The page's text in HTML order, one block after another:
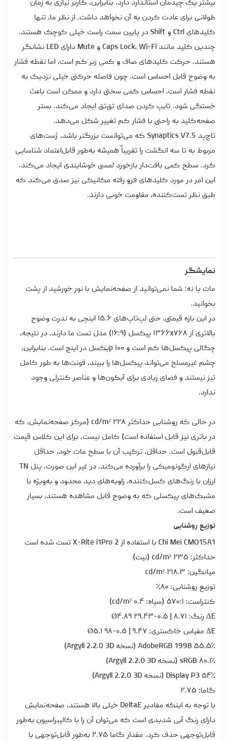
بیشتر یک چیدمان استاندارد دارد. بنابراین، کاربر نیازی به زمان
طولانی برای عادت کردن به آن نخواهد داشت. از نظر ما، تنها
کلیدهای Ctrl و Shift در پایین سمت راست خیلی کوچک هستند.
چندین کلید مانند Caps Lock، Wi-Fi و Mute دارای LED نشانگر
هستند. حرکت کلیدهای صاف و کمی زبر کم است، اما نقطه فشار
به وضوح قابل احساس است. چون فاصله حرکتی خیلی نزدیک به
نقطه فشار است، احساس کمی سختی دارد و ممکن است باعث
خستگی شود. تایپ کردن صدای تق‌تق ایجاد می‌کند. بستر
صفحه‌کلید به راحتی با فشار کم تغییر شکل می‌دهد.
تاچ‌پد Synaptics V7.5 که می‌توانست بزرگتر باشد، ژست‌های
مربوط به تا سه انگشت را تقریباً همیشه به‌طور قابل‌اعتماد شناسایی
کرد. سطح کمی بافت‌دار بازخورد لمسی خوشایندی ایجاد می‌کند.
این امر در مورد کلیدهای فرو رفته مکانیکی نیز صدق می‌کند که
طبق نظر تست‌کننده، مقاومت خوبی دارند.
نمایشگر
مات یا نه: شما نمی‌توانید از صفحه‌نمایش با نور خورشید از پشت
بخوانید.
در این بازه قیمتی، حتی لپ‌تاپ‌های ۱۵.۶ اینچی به ندرت وضوح
بالاتری از ۱۳۶۶x۷۶۸ پیکسل (۱۶:۹) مدل تست ما دارند. در نتیجه،
چگالی پیکسل‌ها کم است و ۱۰۰ pیکسل در اینچ است. بنابراین،
چشم غیرمسلح می‌تواند پیکسل‌ها را ببیند، فونت‌ها به طور کامل
تیز نیستند و فضای زیادی برای آیکون‌ها و عناصر کنترلی وجود
ندارد.
در حالی که روشنایی حداکثر ۲۲۸ cd/m² (مرکز صفحه‌نمایش، که
در باتری نیز قابل استفاده است) کامل نیست، برای این کلاس قیمت
قابل‌قبول است. حداقل، ترکیب آن با سطح مات خود، حداقل
نیازهای ارگونومیکی را برآورده می‌کند. در غیر این صورت، پنل TN
ارزان با رنگ‌های کسل‌کننده، زاویه‌های دید محدود و به‌ویژه با
مشبک‌های پیکسلی که به وضوح قابل مشاهده هستند، بسیار
ضعیف است.
توزیع روشنایی
Chi Mei CMO15A1 با استفاده از X-Rite i1Pro 2 تست شده است
حداکثر: ۲۳۵ cd/m² (نیت)
میانگین: ۲۱۸.۳ cd/m²
توزیع روشنایی: ۸۰٪
کنتراست: ۵۷۰:۱ (سیاه: ۰.۴ cd/m²)
ΔE رنگ: ۸.۷۱ | ۰.۵-۲۹.۴۳ Ø۴.۸۹
ΔE مقیاس خاکستری: ۹.۴۷ | ۰.۵-۹۸ Ø۵.۱
۵۵.۵٪ AdobeRGB 1998 (نسخه Argyll 2.2.0 3D)
۸۰.۱٪ sRGB (نسخه Argyll 2.2.0 3D)
۵۴٪ Display P3 (نسخه Argyll 2.2.0 3D)
گاما: ۲.۷۵
با توجه به اینکه مقادیر DeltaE خیلی بالا هستند، صفحه‌نمایش
دارای رنگ آبی شدیدی است که می‌توان آن را با کالیبراسیون به‌طور
قابل‌توجهی حذف کرد. مقدار گاما ۲.۷۵ به‌طور قابل‌توجهی با